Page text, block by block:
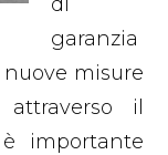
garanzia
nuove misure
il
importante